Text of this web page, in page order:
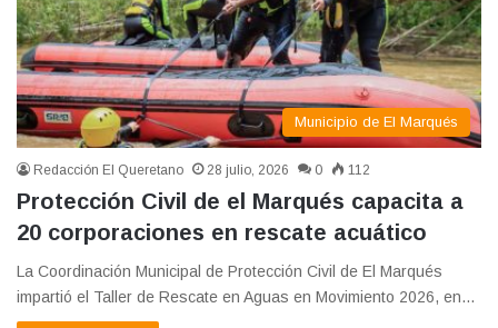
Municipio de El Marqués
Redacción El Queretano 28 julio, 2026 0 112
Protección Civil de el Marqués capacita a
20 corporaciones en rescate acuático
La Coordinación Municipal de Protección Civil de El Marqués
impartió el Taller de Rescate en Aguas en Movimiento 2026, en…